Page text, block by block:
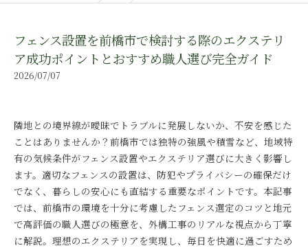
フェンス設置を前橋市で検討する際のエクステリ
ア成功ポイントとおすすめ職人選び完全ガイド
2026/07/07
隣地との境界線が曖昧でトラブルに発展しないか、不安を感じた
ことはありませんか？前橋市では独特の強風や積雪など、地域特
有の気候条件がフェンス設置やエクステリア選びに大きく影響し
ます。適切なフェンスの設置は、防犯やプライバシーの確保だけ
でなく、暮らしの安心にも直結する重要なポイントです。本記事
では、前橋市の環境を十分に考慮したフェンス選定のコツと地元
で高評価の職人選びの極意を、外構工事のリアルな視点から丁寧
に解説。理想のエクステリアを実現し、毎日を快適に過ごすため